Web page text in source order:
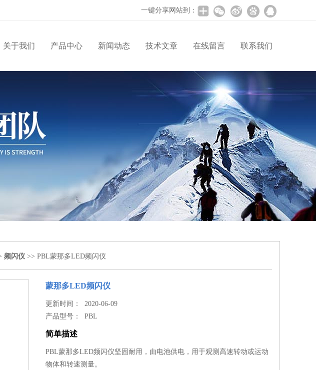
一键分享网站到：
关于我们 产品中心 新闻动态 技术文章 在线留言 联系我们
频闪仪 >> PBL蒙那多LED频闪仪
蒙那多LED频闪仪
更新时间： 2020-06-09
产品型号：PBL
简单描述
PBL蒙那多LED频闪仪坚固耐用，由电池供电，用于观测高速转动或运动
物体和转速测量。